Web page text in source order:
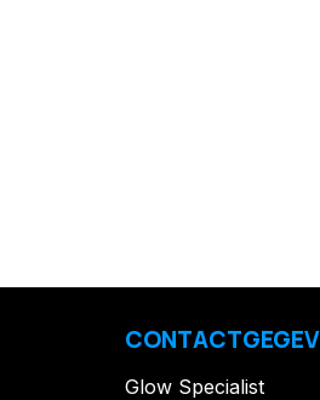
Glow Specialist